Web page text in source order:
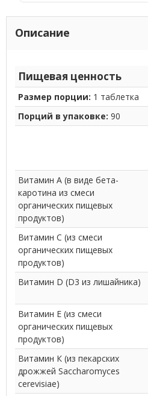
Описание
Пищевая ценность
Размер порции: 1 таблетка
Порций в упаковке: 90
Витамин А (в виде бета-
каротина из смеси
органических пищевых
продуктов)
Витамин C (из смеси
органических пищевых
продуктов)
Витамин D (D3 из лишайника)
Витамин Е (из смеси
органических пищевых
продуктов)
Витамин К (из пекарских
дрожжей Saccharomyces
cerevisiae)